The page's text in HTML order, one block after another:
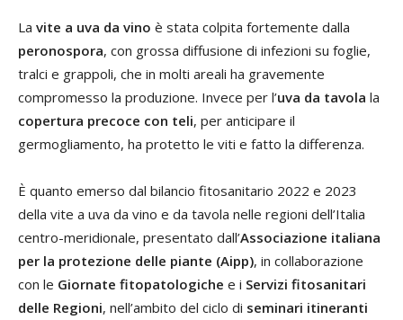
La vite a uva da vino è stata colpita fortemente dalla
peronospora, con grossa diffusione di infezioni su foglie,
tralci e grappoli, che in molti areali ha gravemente
compromesso la produzione. Invece per l’uva da tavola la
copertura precoce con teli, per anticipare il
germogliamento, ha protetto le viti e fatto la differenza.
È quanto emerso dal bilancio fitosanitario 2022 e 2023
della vite a uva da vino e da tavola nelle regioni dell’Italia
centro-meridionale, presentato dall’Associazione italiana
per la protezione delle piante (Aipp), in collaborazione
con le Giornate fitopatologiche e i Servizi fitosanitari
delle Regioni, nell’ambito del ciclo di seminari itineranti